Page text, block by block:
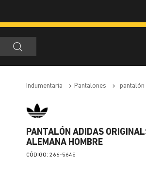
indumentaria pantalones pantalón
PANTALÓN ADIDAS
ALEMANA HOMBRE
:266-5645